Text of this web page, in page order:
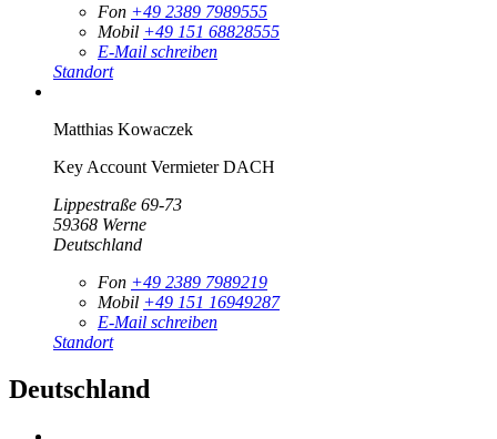
Fon +49 2389 7989555
Mobil +49 151 68828555
E-Mail schreiben
Standort
Matthias Kowaczek
Key Account Vermieter DACH
Lippestraße 69-73
59368 Werne
Deutschland
Fon +49 2389 7989219
Mobil +49 151 16949287
E-Mail schreiben
Standort
Deutschland